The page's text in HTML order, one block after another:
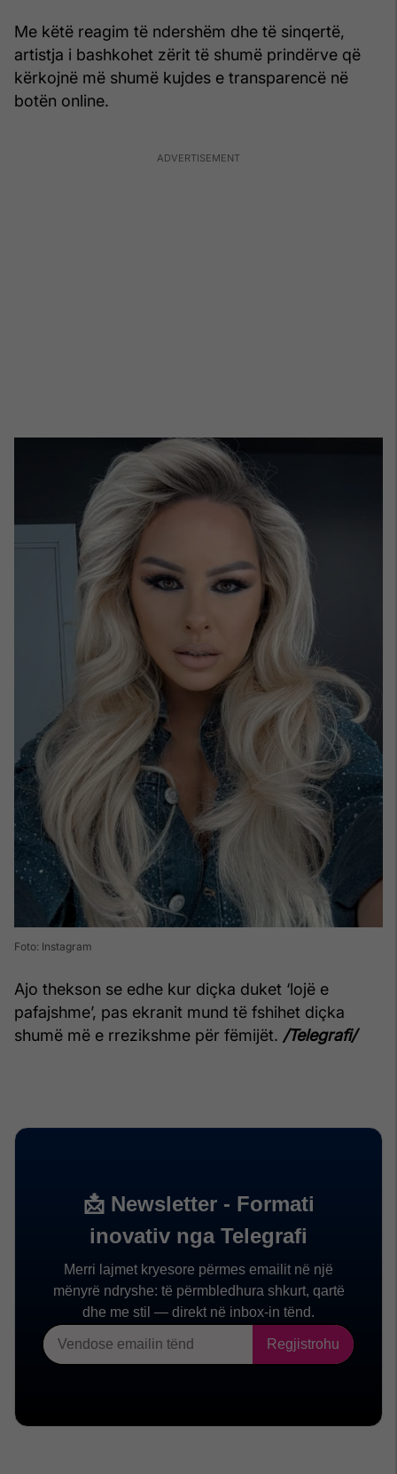
Me këtë reagim të ndershëm dhe të sinqertë,
artistja i bashkohet zërit të shumë prindërve që
kërkojnë më shumë kujdes e transparencë në
botën online.
Foto: Instagram
Ajo thekson se edhe kur diçka duket ‘lojë e
pafajshme’, pas ekranit mund të fshihet diçka
shumë më e rrezikshme për fëmijët. /Telegrafi/